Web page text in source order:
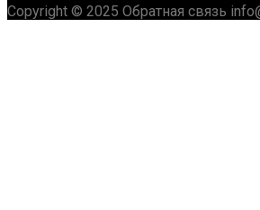
Copyright © 2025 Обратная связь